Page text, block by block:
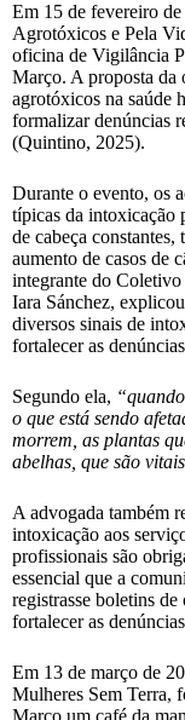
Em 15 de fevereiro
Agrotóxicos e Pela
oficina de Vigilância
Março. A proposta da
agrotóxicos na saúde
formalizar denúncias
(Quintino, 2025).
Durante o evento, os
típicas da intoxicação
de cabeça
aumento de casos de
integrante do
Iara Sánchez,
diversos sinais de
fortalecer as
Segundo ela,
o que está sendo
morrem, as plantas
abelhas, que são
A advogada também
intoxicação aos
profissionais são
essencial que a
registrasse boletins de
fortalecer as
Em 13 de março de
Mulheres Sem Terra,